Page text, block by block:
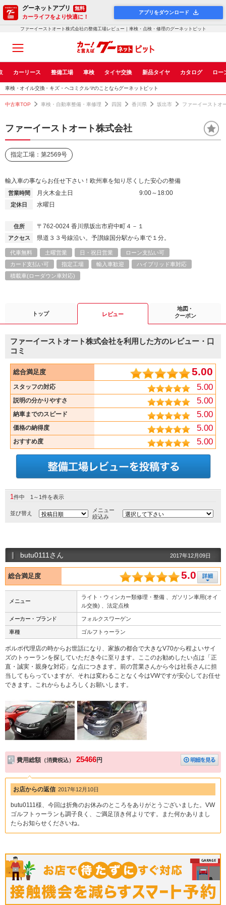
グーネットアプリ 無料
カーライフをより快適に！
アプリをダウンロード
ファーイーストオート株式会社の整備工場レビュー｜車検・点検・修理のグーネットピット
カーリース 整備工場 車検 タイヤ交換 新品タイヤ カタログ ロー
車検・オイル交換・キズ・ヘコミクルマのことならグーネットピット
中古車TOP 車検・自動車整備・車修理 四国 香川県 坂出市 ファーイーストオ
ファーイーストオート株式会社
指定工場：第2569号
輸入車の事ならお任せ下さい！欧州車を知り尽くした安心の整備
営業時間 月火木金土日 9:00～18:00
定休日 水曜日
住所 〒762-0024 香川県坂出市府中町４－１
アクセス 県道３３号線沿い。予讃線国分駅から車で１分。
代車無料 土曜営業 日・祝日営業
ローン支払い可
カード支払い可
指定工場 輸入車歓迎
ハイブリッド車対応
積載車(ローダウン車対応)
トップ レビュー
地図・
クーポン
ファーイーストオート株式会社を利用した方のレビュー・口
コミ
総合満足度 5.00
スタッフの対応 5.00
説明の分かりやすさ 5.00
納車までのスピード 5.00
価格の納得度 5.00
おすすめ度 5.00
1件中 1～1件を表示
並び替え
メニュー
絞込み
butu0111さん 2017年12月09日
総合満足度 5.0
メニュー
ライト・ウィンカー類修理・整備 、ガソリン車用(オイ
ル交換) 、法定点検
メーカー・ブランド フォルクスワーゲン
車種 ゴルフトゥーラン
ボルボ代理店の時からお世話になり、家族の都合で大きなV70から程よいサイ
ズのトゥーランを探していただき今に至ります。ここのお勧めしたい点は「正
直・誠実・親身な対応」な点につきます。前の営業さんから今は社長さんに担
当してもらっていますが、それは変わることなく今はVWですが安心してお任せ
できます。これからもよろしくお願いします。
費用総額 （消費税込） 25466円
お店からの返信 2017年12月10日
butu0111様、今回は折角のお休みのところをありがとうございました。VW
ゴルフトゥーランも調子良く、ご満足頂き何よりです。また何かありまし
たらお知らせくださいね。